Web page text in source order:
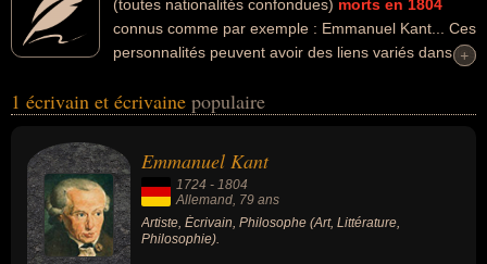
(toutes nationalités confondues) morts en 1804
connus comme par exemple : Emmanuel Kant... Ces
personnalités peuvent avoir des liens variés dans les
célébrités peuvent également avoir été artiste ou philosophe. En ce
peuvent avoir été allemand par exemple.
+
+
1 écrivain et écrivaine populaire
Emmanuel Kant
1724 - 1804
Allemand, 79 ans
Artiste, Écrivain, Philosophe (Art, Littérature,
Philosophie).